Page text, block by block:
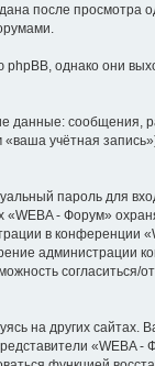
после просмотра
однако они
данные: сообщения,
учётная
пароль для
- Форум»
в конференции
администрации
согласиться/
на других сайтах.
«WEBA